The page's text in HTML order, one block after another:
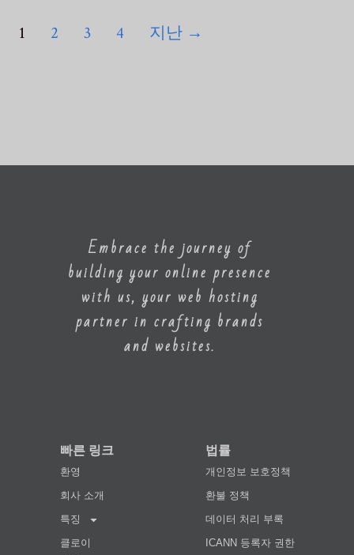
1 2 3 4 지난 →
Embrace the journey of
building your online presence
with us, your web hosting
partner in crafting brands
and websites.
빠른 링크
환영
회사 소개
특징
클로이
법률
개인정보 보호정책
환불 정책
데이터 처리 부록
ICANN 등록자 권한